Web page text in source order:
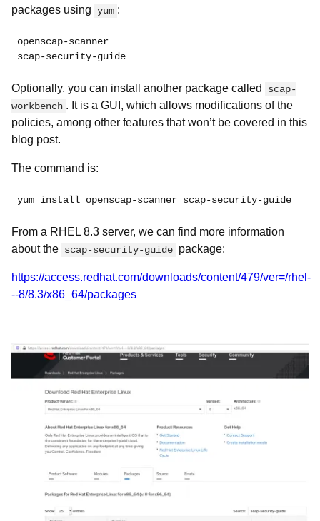
packages using yum :
openscap-scanner
scap-security-guide
Optionally, you can install another package called
scap-
workbench . It is a GUI, which allows modifications of the
policies, among other features that won’t be covered in this
blog post.
The command is:
yum install openscap-scanner scap-security-guide
From a RHEL 8.3 server, we can find more information
about the scap-security-guide package:
https://access.redhat.com/downloads/content/479/ver=/rhel-
--8/8.3/x86_64/packages